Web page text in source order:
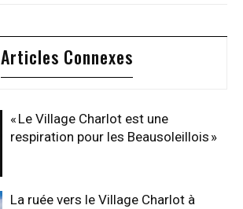
Articles Connexes
« Le Village Charlot est une
respiration pour les Beausoleillois »
La ruée vers le Village Charlot à